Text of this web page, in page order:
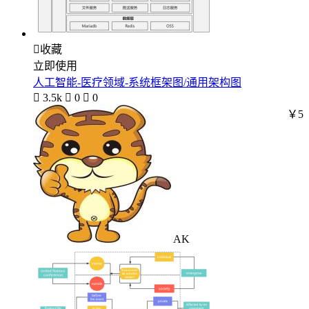
收藏
立即使用
人工智能-医疗领域-系统框架图/通用架构图
 3.5k  0  0
AK
￥5